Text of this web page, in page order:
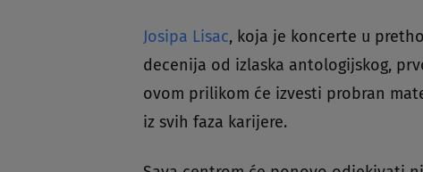
Josipa Lisac, koja je koncerte u
decenija od izlaska antologijskog,
ovom prilikom će izvesti probran
iz svih faza karijere.